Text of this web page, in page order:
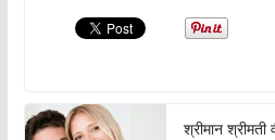
श्रीमान श्रीमती